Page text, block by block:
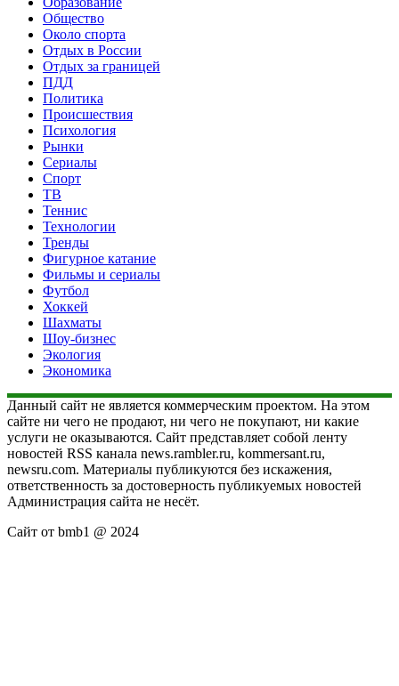
Общество
Около спорта
Отдых в России
Отдых за границей
ПДД
Политика
Происшествия
Психология
Рынки
Сериалы
Спорт
ТВ
Теннис
Технологии
Тренды
Фигурное катание
Фильмы и сериалы
Футбол
Хоккей
Шахматы
Шоу-бизнес
Экология
Экономика
Данный сайт не является коммерческим проектом. На этом
сайте ни чего не продают, ни чего не покупают, ни какие
услуги не оказываются. Сайт представляет собой ленту
новостей RSS канала news.rambler.ru, kommersant.ru,
newsru.com. Материалы публикуются без искажения,
ответственность за достоверность публикуемых новостей
Администрация сайта не несёт.
Сайт от bmb1 @ 2024